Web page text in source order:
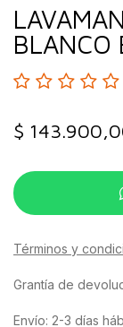
BLANCO
$
Términos y
Grantía de
Envío: 2-3 días